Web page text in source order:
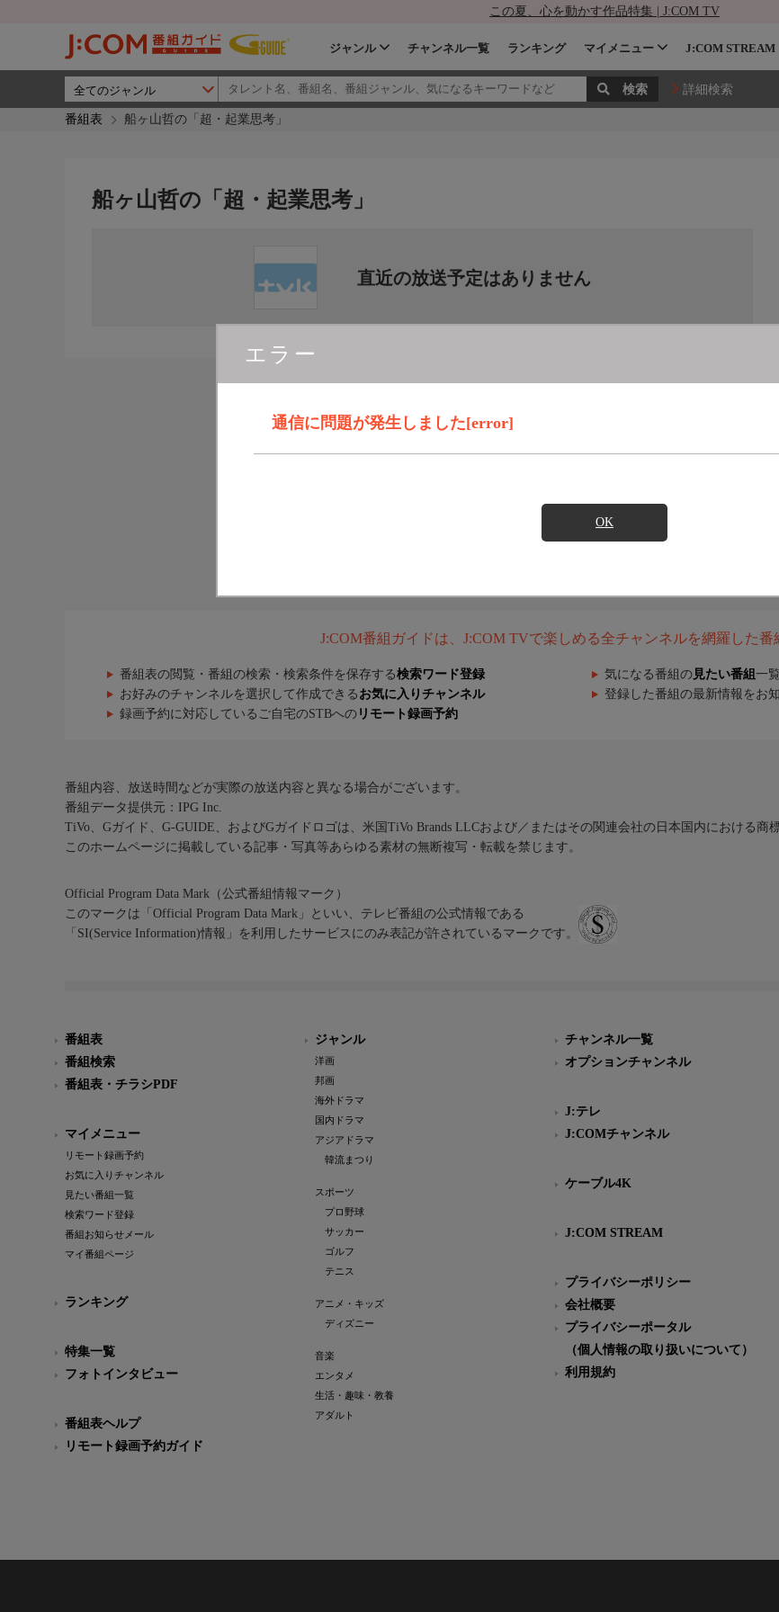
この夏、心を動かす作品特集 | J:COM TV
ジャンル チャンネル一覧 ランキング マイメニュー J:COM STREAM
詳細検索
番組表 船ヶ山哲の「超・起業思考」
エラー
通信に問題が発生しました[error]
OK
船ヶ山哲の「超・起業思考」
直近の放送予定はありません
J:COM番組ガイドは、J:COM TVで楽しめる全チャンネルを網羅した番
番組表の閲覧・番組の検索・検索条件を保存する検索ワード登録 気になる番組の 見たい番組 一
お好みのチャンネルを選択して作成できる お気に入りチャンネル 登録した番組の最新情報をお
録画予約に対応しているご自宅のSTBへの リモート録画予約
番組内容、放送時間などが実際の放送内容と異なる場合がございます。
番組データ提供元：IPG Inc.
TiVo、Gガイド、G-GUIDE、およびGガイドロゴは、米国TiVo Brands LLCおよび／またはその関連会社の日本国内における商
このホームページに掲載している記事・写真等あらゆる素材の無断複写・転載を禁じます。
Official Program Data Mark（公式番組情報マーク）
このマークは「Official Program Data Mark」といい、テレビ番組の公式情報である
「SI(Service Information)情報」を利用したサービスにのみ表記が許されているマークです。
番組表
番組検索
番組表・チラシPDF
マイメニュー
リモート録画予約
お気に入りチャンネル
見たい番組一覧
検索ワード登録
番組お知らせメール
マイ番組ページ
ランキング
特集一覧
フォトインタビュー
番組表ヘルプ
リモート録画予約ガイド
ジャンル
洋画
邦画
海外ドラマ
国内ドラマ
アジアドラマ
韓流まつり
スポーツ
プロ野球
サッカー
ゴルフ
テニス
アニメ・キッズ
ディズニー
音楽
エンタメ
生活・趣味・教養
アダルト
チャンネル一覧
オプションチャンネル
J:テレ
J:COMチャンネル
ケーブル4K
J:COM STREAM
プライバシーポリシー
会社概要
プライバシーポータル
（個人情報の取り扱いについて）
利用規約